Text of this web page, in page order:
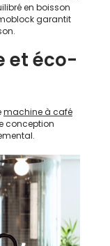
en boisson
garantit
et éco-
machine à café
conception